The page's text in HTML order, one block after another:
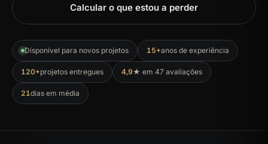
Calcular o que estou a perder
Disponível para novos projetos 15+anos de experiência
120+projetos entregues 4,9★ em 47 avaliações
21dias em média